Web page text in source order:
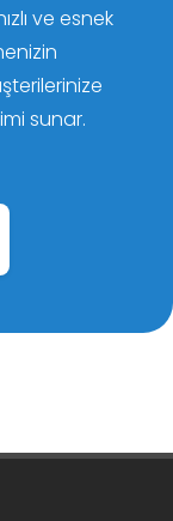
ve esnek
sunar.